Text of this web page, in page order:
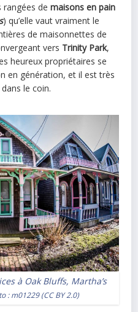
rangées demaisons en pain
) qu’elle vaut vraiment le
de maisonnettes de
vers Trinity Park,
heureux propriétaires se
en génération, et il est très
dans le coin.
à Oak Bluffs, Martha’s
:m01229(CC BY 2.0)